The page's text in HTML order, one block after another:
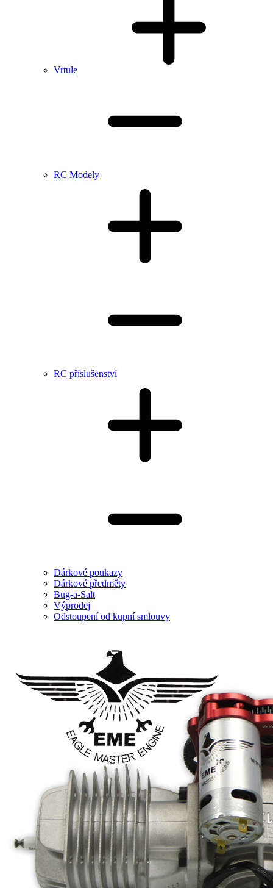
Vrtule
RC Modely
RC příslušenství
Dárkové poukazy
Dárkové předměty
Bug-a-Salt
Výprodej
Odstoupení od kupní smlouvy